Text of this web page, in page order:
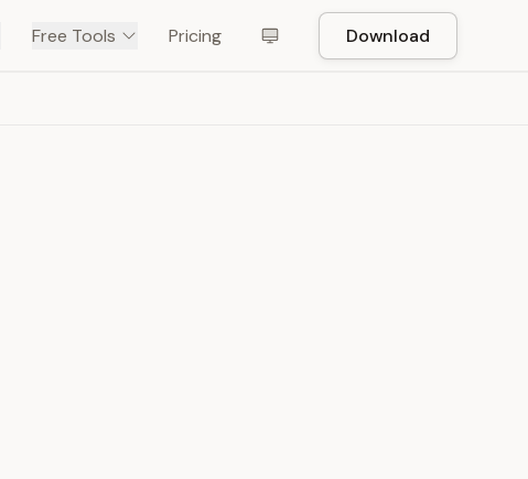
Free Tools Pricing Download